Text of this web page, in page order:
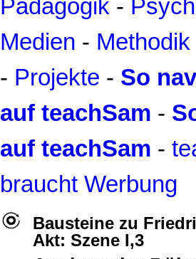
Pädagogik -
Medien -
- Projekte - So
auf teachSam -
auf teachSam -
braucht Werbung
Bausteine zu
Akt: Szene I,3